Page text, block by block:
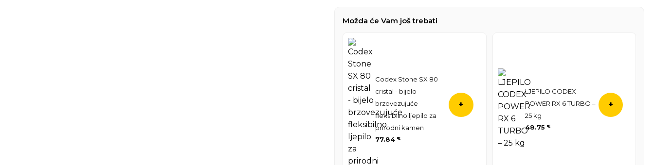
Možda će Vam još trebati
Codex Stone SX 80
cristal - bijelo
brzovezujuće
fleksibilno ljepilo za
prirodni kamen
77.84 €
+
LJEPILO CODEX
POWER RX 6 TURBO –
25 kg
48.75 €
+